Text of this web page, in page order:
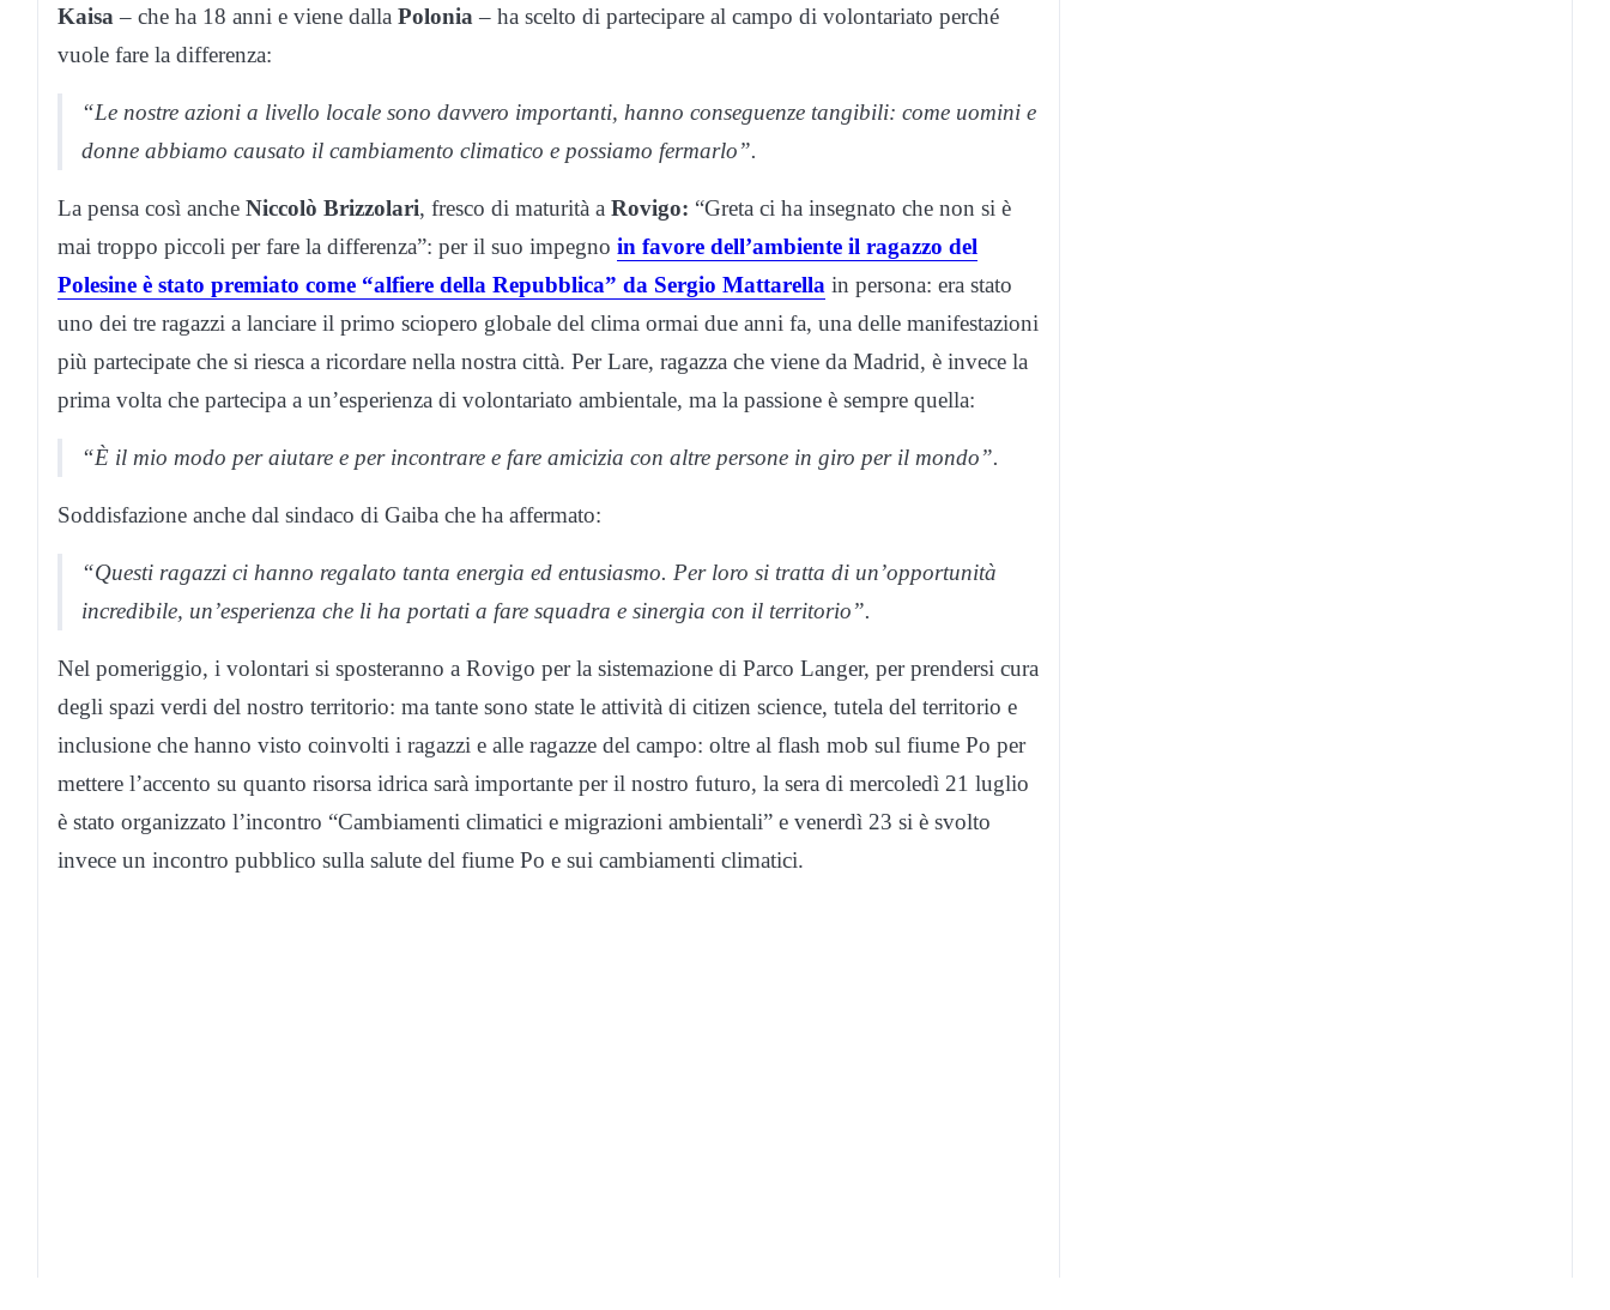
Kaisa – che ha 18 anni e viene dalla Polonia – ha scelto di partecipare al campo di volontariato perché
vuole fare la differenza:
“Le nostre azioni a livello locale sono davvero importanti, hanno conseguenze tangibili: come uomini e
donne abbiamo causato il cambiamento climatico e possiamo fermarlo”.
La pensa così anche Niccolò Brizzolari, fresco di maturità a Rovigo: “Greta ci ha insegnato che non si è
mai troppo piccoli per fare la differenza”: per il suo impegno in favore dell’ambiente il ragazzo del
Polesine è stato premiato come “alfiere della Repubblica” da Sergio Mattarella in persona: era stato
uno dei tre ragazzi a lanciare il primo sciopero globale del clima ormai due anni fa, una delle manifestazioni
più partecipate che si riesca a ricordare nella nostra città. Per Lare, ragazza che viene da Madrid, è invece la
prima volta che partecipa a un’esperienza di volontariato ambientale, ma la passione è sempre quella:
“È il mio modo per aiutare e per incontrare e fare amicizia con altre persone in giro per il mondo”.
Soddisfazione anche dal sindaco di Gaiba che ha affermato:
“Questi ragazzi ci hanno regalato tanta energia ed entusiasmo. Per loro si tratta di un’opportunità
incredibile, un’esperienza che li ha portati a fare squadra e sinergia con il territorio”.
Nel pomeriggio, i volontari si sposteranno a Rovigo per la sistemazione di Parco Langer, per prendersi cura
degli spazi verdi del nostro territorio: ma tante sono state le attività di citizen science, tutela del territorio e
inclusione che hanno visto coinvolti i ragazzi e alle ragazze del campo: oltre al flash mob sul fiume Po per
mettere l’accento su quanto risorsa idrica sarà importante per il nostro futuro, la sera di mercoledì 21 luglio
è stato organizzato l’incontro “Cambiamenti climatici e migrazioni ambientali” e venerdì 23 si è svolto
invece un incontro pubblico sulla salute del fiume Po e sui cambiamenti climatici.